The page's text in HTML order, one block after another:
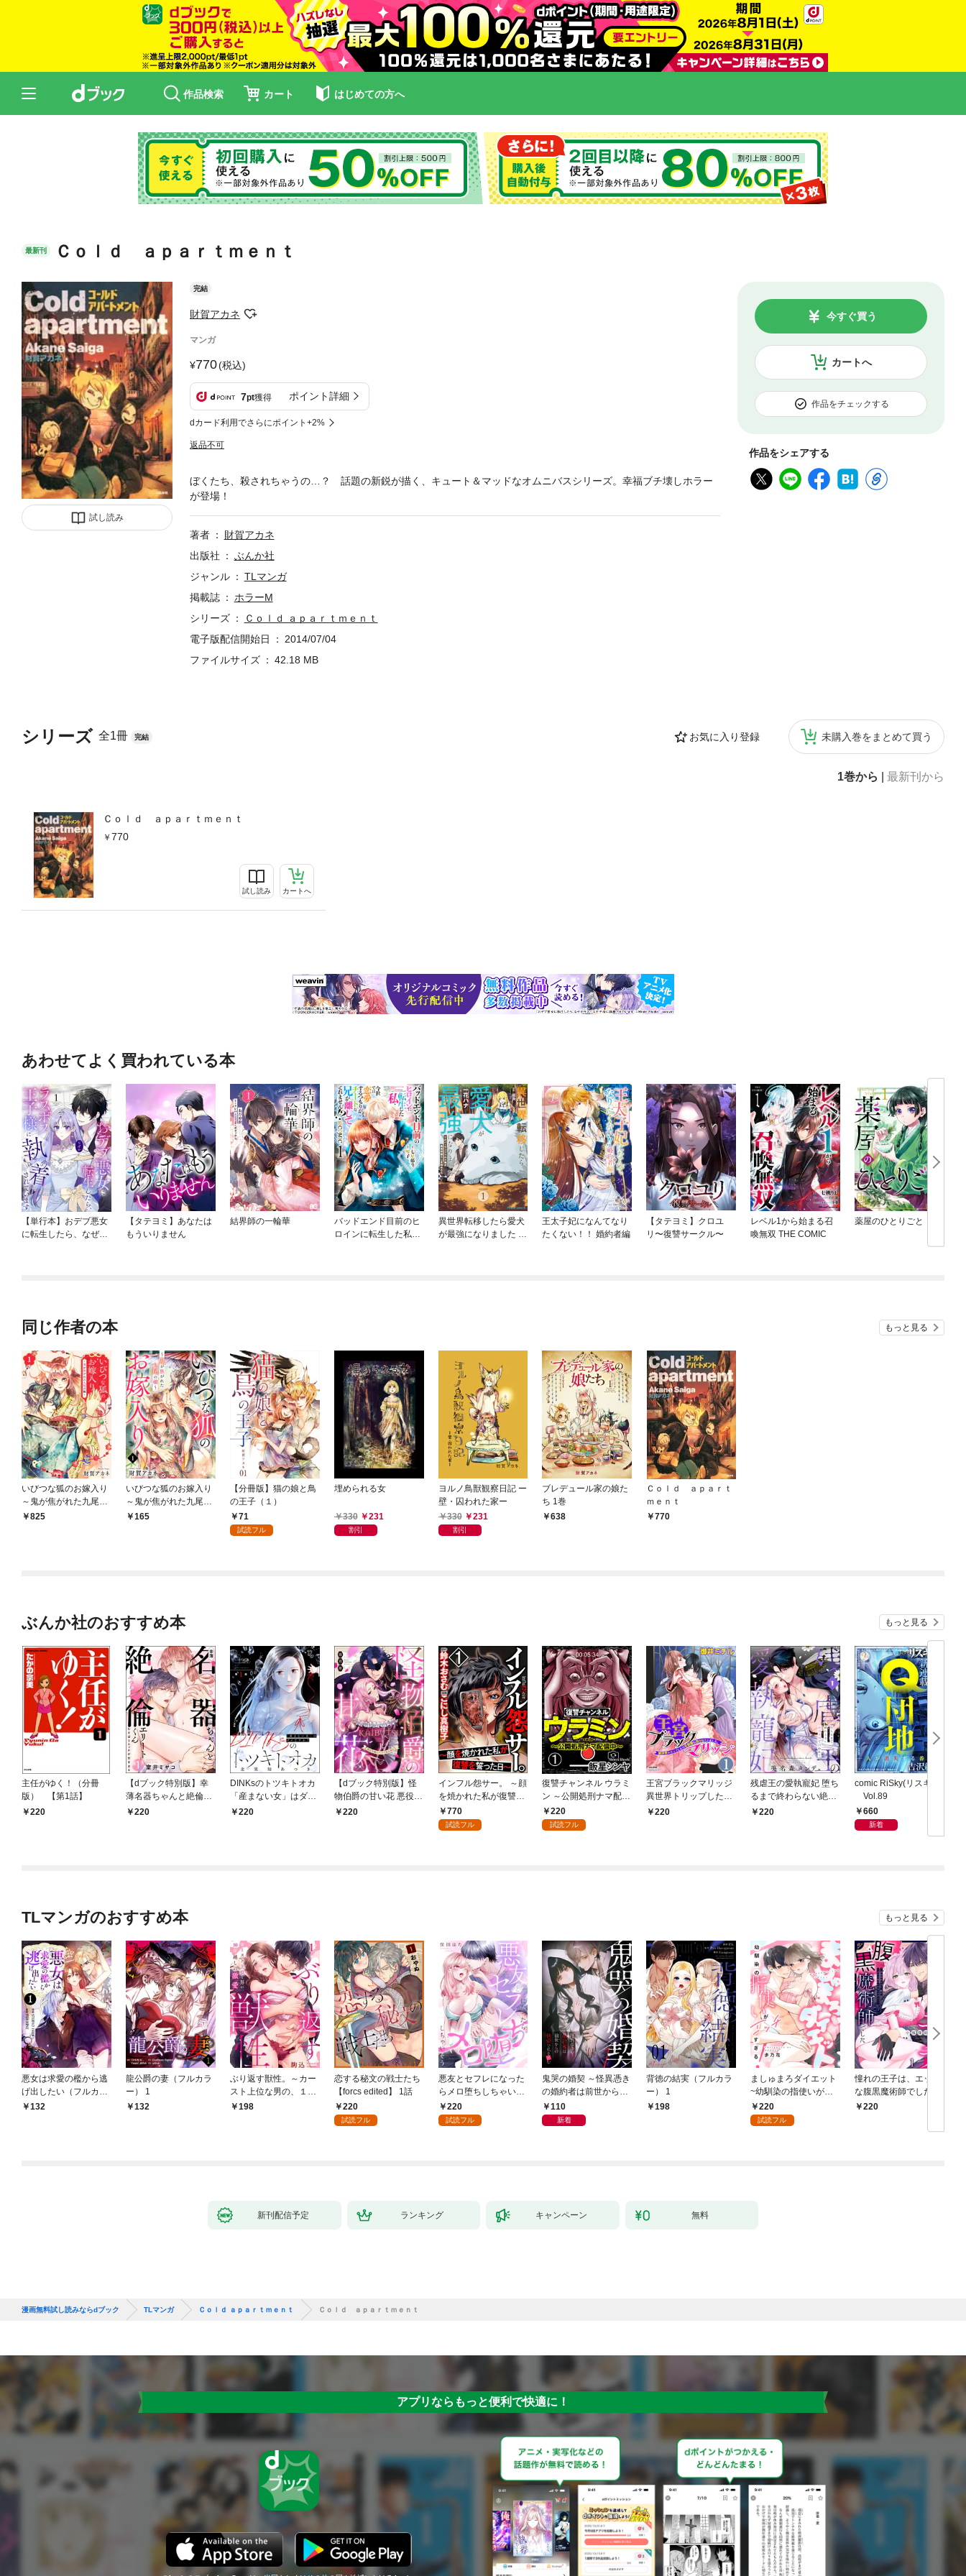
作品検索 カート はじめての方へ
最新刊 Ｃｏｌｄ ａｐａｒｔｍｅｎｔ
試し読み
完結
財賀アカネ
マンガ
770(税込)
7pt獲得 ポイント詳細
dカード利用でさらにポイント+2%
返品不可
カートへ
今すぐ買う
作品をチェックする
作品をシェアする
シリーズ 全1冊 完結 お気に入り登録 未購入巻をまとめて買う
1巻から 最新刊から
Ｃｏｌｄ ａｐａｒｔｍｅｎｔ
770
試し読み カートへ
ぼくたち、殺されちゃうの…？ 話題の新鋭が描く、キュート＆マッドなオムニバスシリーズ。幸福ブチ壊しホラー
が登場！
著者
財賀アカネ
出版社
ぶんか社
ジャンル
TLマンガ
掲載誌
ホラーM
シリーズ
Ｃｏｌｄ ａｐａｒｔｍｅｎｔ
電子版配信開始日
2014/07/04
ファイルサイズ
42.18 MB
あわせてよく買われている本
【単行本】おデブ悪女
に転生したら、なぜか
【タテヨミ】あなたは
もういりません
結界師の一輪華
バッドエンド目前のヒ
ロインに転生した私、
異世界転移したら愛犬
が最強になりました ～
王太子妃になんてなり
たくない！！ 婚約者編
【タテヨミ】クロユ
リ〜復讐サークル〜
レベル1から始まる召
喚無双 THE COMIC
薬屋のひとりごと
同じ作者の本 もっと見る
いびつな狐のお嫁入り
～鬼が焦がれた九尾の
娘～【単行本版／描き
825
いびつな狐のお嫁入り
～鬼が焦がれた九尾の
娘～(1)
165
【分冊版】猫の娘と鳥
の王子（１）
71
試読フル
埋められる女
330 231
割引
ヨルノ鳥獣観察日記 ー
壁・囚われた家ー
330
231
割引
ブレデュール家の娘た
ち 1巻
638
Ｃｏｌｄ ａｐａｒｔ
ｍｅｎｔ
770
ぶんか社のおすすめ本 もっと見る
主任がゆく！（分冊
版） 【第1話】
220
【dブック特別版】幸
薄名器ちゃんと絶倫エ
リートくん むさぼりエ
220
DINKsのトツキトオカ
「産まない女」はダメ
ですか？（分冊版）
220
【dブック特別版】怪
物伯爵の甘い花 悪役令
嬢はベッドで乱れ散る
220
インフル怨サー。 ～顔
を焼かれた私が復讐を
誓った日～ （1）
770
試読フル
復讐チャンネル ウラミ
ン ～公開処刑ナマ配信
中～（分冊版） 【第
1話】
220
試読フル
王宮ブラックマリッジ
異世界トリップしたら
宰相様に抱かれていま
220
残虐王の愛執寵妃 堕ち
るまで終わらない絶頂
夜伽で囚われて（分冊
220
comic RiSky(リスキー)
Vol.89
660
新着
TLマンガのおすすめ本 もっと見る
悪女は求愛の檻から逃
げ出したい（フルカラ
ー） 1
132
龍公爵の妻（フルカラ
ー） 1
132
ぶり返す獣性。～カー
スト上位な男の、１０
年越しの激愛１
198
恋する秘文の戦士たち
【forcs edited】 1話
220
試読フル
悪友とセフレになった
らメロ堕ちしちゃいそ
う(1)
220
試読フル
鬼哭の婚契 ～怪異憑き
の婚約者は前世からの
執愛で私を蝕む～
（1）
110
新着
背徳の結実（フルカラ
ー） 1
198
ましゅまろダイエット
~幼馴染の指使いがエ
ッチすぎる！~(1)
220
試読フル
憧れの王子は、エッチ
な腹黒魔術師でした～
閨指導係なのに、彼の
220
新刊配信予定 ランキング キャンペーン 無料
漫画無料試し読みならdブック TLマンガ Ｃｏｌｄ ａｐａｒｔｍｅｎｔ Ｃｏｌｄ ａｐａｒｔｍｅｎｔ
アプリならもっと便利で快適に！